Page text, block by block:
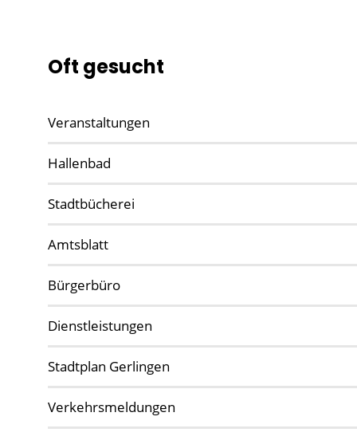
Oft gesucht
Veranstaltungen
Hallenbad
Stadtbücherei
Amtsblatt
Bürgerbüro
Dienstleistungen
Stadtplan Gerlingen
Verkehrsmeldungen